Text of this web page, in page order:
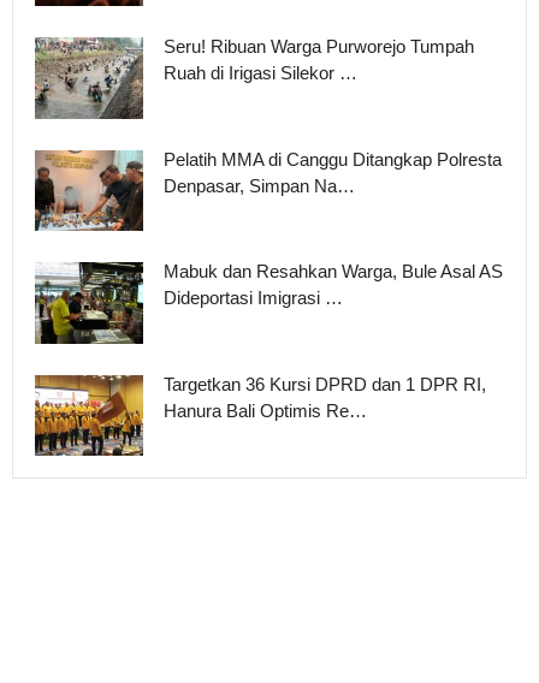
Seru! Ribuan Warga Purworejo Tumpah
Ruah di Irigasi Silekor …
Pelatih MMA di Canggu Ditangkap Polresta
Denpasar, Simpan Na…
Mabuk dan Resahkan Warga, Bule Asal AS
Dideportasi Imigrasi …
Targetkan 36 Kursi DPRD dan 1 DPR RI,
Hanura Bali Optimis Re…